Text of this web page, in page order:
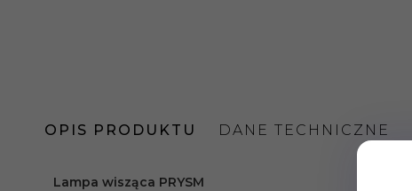
OPIS PRODUKTU DANE TECHNICZNE
Lampa wisząca PRYSM